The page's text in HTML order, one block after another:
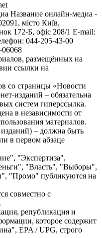
Название онлайн-медиа -
місто Київ,
172-Б, офіс 208/1 E-mail:
044-205-43-00
размещённых на
ссылки на
со страницы «Новости
изданий – обязательна
систем гиперссылка.
в независимости от
материалов.
– должна быть
в первом абзаце
"Экспертиза",
"Власть", "Выборы",
"Промо" публикуются на
совместно с
републикация и
которое содержит
EPA / UPG, строго